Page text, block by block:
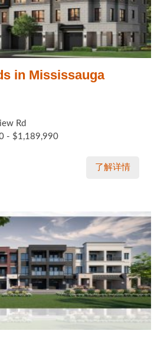
in Mississauga
Rd
- $1,189,990
了解详情